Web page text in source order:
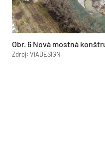
Obr. 6 Nová mostná
Zdroj: VIADESIGN